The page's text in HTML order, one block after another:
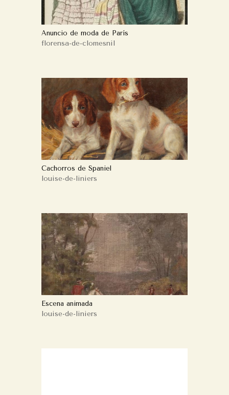
Anuncio de moda de París
florensa-de-clomesnil
Cachorros de Spaniel
louise-de-liniers
Escena animada
louise-de-liniers